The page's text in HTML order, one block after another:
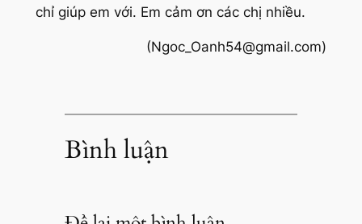
chỉ giúp em với. Em cảm ơn các chị nhiều.
(Ngoc_Oanh54@gmail.com)
Bình luận